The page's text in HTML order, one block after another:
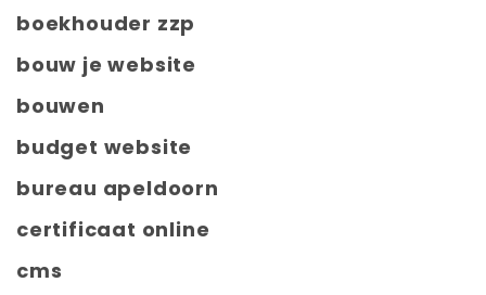
boekhouder zzp
bouw je website
bouwen
budget website
bureau apeldoorn
certificaat online
cms